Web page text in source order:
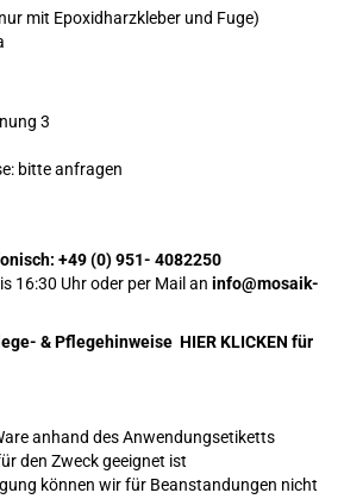
mit Epoxidharzkleber und Fuge)
3
bitte anfragen
+49 (0) 951- 4082250
16:30 Uhr oder per Mail an info@mosaik-
& Pflegehinweise HIER KLICKEN für
anhand des Anwendungsetiketts
den Zweck geeignet ist
können wir für Beanstandungen nicht